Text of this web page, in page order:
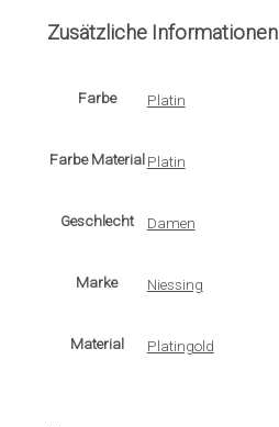
Zusätzliche Informationen
Farbe Platin
Farbe Material Platin
Geschlecht Damen
Marke Niessing
Material Platingold